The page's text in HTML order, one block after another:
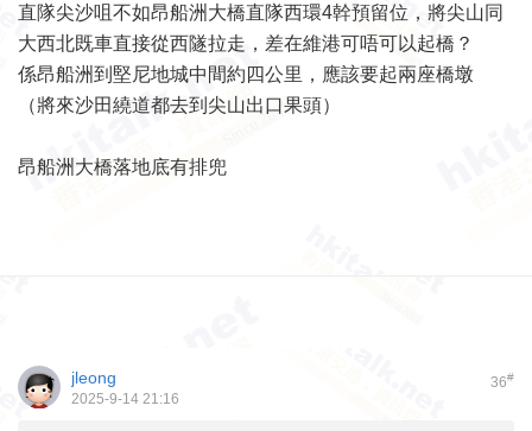
直隊尖沙咀不如昂船洲大橋直隊西環4幹預留位，將尖山同
大西北既車直接從西隧拉走，差在維港可唔可以起橋？
係昂船洲到堅尼地城中間約四公里，應該要起兩座橋墩
（將來沙田繞道都去到尖山出口果頭）
昂船洲大橋落地底有排兜
36#
jleong
2025-9-14 21:16